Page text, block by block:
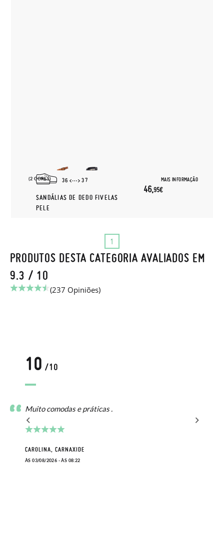
(2 CORES) MAIS INFORMAÇÃO
36 37
SANDÁLIAS DE DEDO FIVELAS
PELE
46,95€
1
PRODUTOS DESTA CATEGORIA AVALIADOS EM
9.3 / 10
(237 Opiniões)
10 /10
Muito comodas e práticas .
CAROLINA, CARNAXIDE
ÀS 03/08/2026 - ÀS 08:22